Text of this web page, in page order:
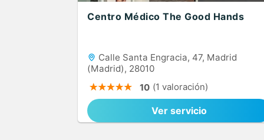
Centro Médico The Good Hands
Calle Santa Engracia, 47, Madrid
(Madrid), 28010
10 (1 valoración)
Ver servicio